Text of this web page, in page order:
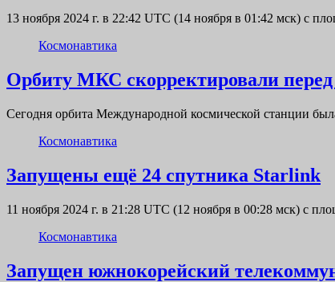
13 ноября 2024 г. в 22:42 UTC (14 ноября в 01:42 мск) с
Космонавтика
Орбиту МКС скорректировали
Сегодня орбита Международной космической станции
Космонавтика
Запущены ещё 24 спутника Starlink
11 ноября 2024 г. в 21:28 UTC (12 ноября в 00:28 мск) с
Космонавтика
Запущен южнокорейский